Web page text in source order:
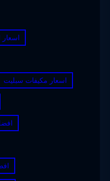
اسعار مكيفات سبليت